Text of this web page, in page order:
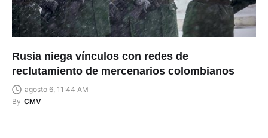
Rusia niega vínculos con redes de
reclutamiento de mercenarios colombianos
agosto 6, 11:44 AM
By CMV